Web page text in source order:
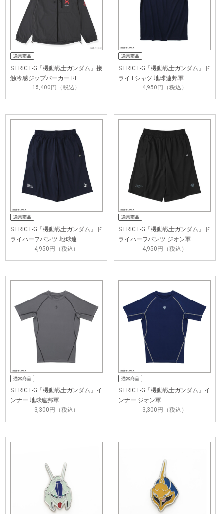
STRICT-G『機動戦士ガンダム』接
触冷感ジップパーカー RE…
15,400円（税込）
STRICT-G『機動戦士ガンダム』ド
ライTシャツ 地球連邦軍
4,950円（税込）
STRICT-G『機動戦士ガンダム』ド
ライハーフパンツ 地球連…
4,950円（税込）
STRICT-G『機動戦士ガンダム』ド
ライハーフパンツ ジオン軍
4,950円（税込）
STRICT-G『機動戦士ガンダム』イ
ンナー 地球連邦軍
3,300円（税込）
STRICT-G『機動戦士ガンダム』イ
ンナー ジオン軍
3,300円（税込）